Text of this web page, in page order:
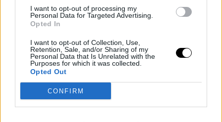
I want to opt-out of processing my
Personal Data for Targeted Advertising.
Opted In
I want to opt-out of Collection, Use,
Retention, Sale, and/or Sharing of my
Personal Data that Is Unrelated with the
Purposes for which it was collected.
Opted Out
CONFIRM